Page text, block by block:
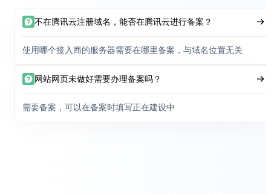
不在腾讯云注册域名，能否在腾讯云进行备案？
使用哪个接入商的服务器需要在哪里备案，与域名位置无关
网站网页未做好需要办理备案吗？
需要备案，可以在备案时填写正在建设中